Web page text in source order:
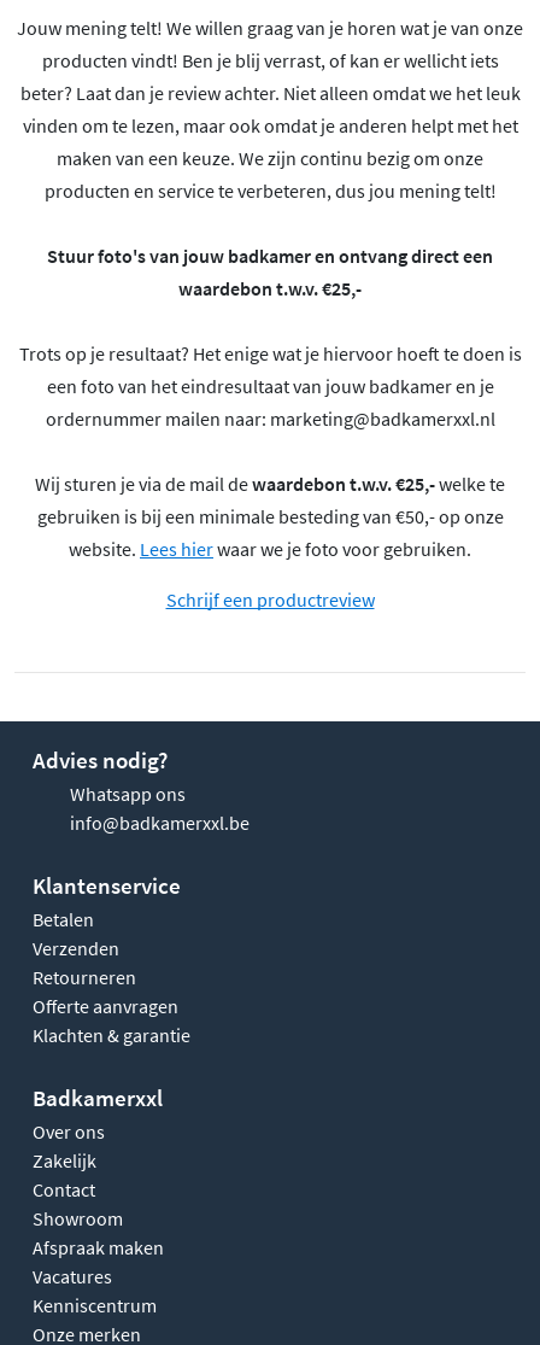
Jouw mening telt! We willen graag van je horen wat je van onze
producten vindt! Ben je blij verrast, of kan er wellicht iets
beter? Laat dan je review achter. Niet alleen omdat we het leuk
vinden om te lezen, maar ook omdat je anderen helpt met het
maken van een keuze. We zijn continu bezig om onze
producten en service te verbeteren, dus jou mening telt!
Stuur foto's van jouw badkamer en ontvang direct een
waardebon t.w.v. €25,-
Trots op je resultaat? Het enige wat je hiervoor hoeft te doen is
een foto van het eindresultaat van jouw badkamer en je
ordernummer mailen naar: marketing@badkamerxxl.nl
Wij sturen je via de mail dewaardebon t.w.v. €25,-welke te
gebruiken is bij een minimale besteding van €50,- op onze
website. Lees hierwaar we je foto voor gebruiken.
Schrijf een productreview
Advies nodig?
Whatsapp ons
info@badkamerxxl.be
Klantenservice
Betalen
Verzenden
Retourneren
Offerte aanvragen
Klachten & garantie
Badkamerxxl
Over ons
Zakelijk
Contact
Showroom
Afspraak maken
Vacatures
Kenniscentrum
Onze merken